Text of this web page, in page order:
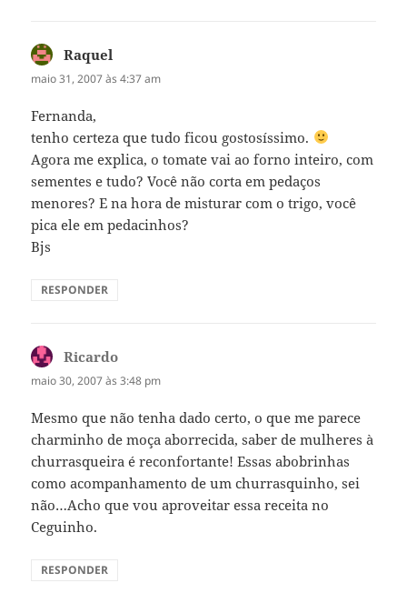
Raquel
maio 31, 2007 às 4:37 am
Fernanda,
tenho certeza que tudo ficou gostosíssimo.
Agora me explica, o tomate vai ao forno inteiro, com
sementes e tudo? Você não corta em pedaços
menores? E na hora de misturar com o trigo, você
pica ele em pedacinhos?
Bjs
RESPONDER
Ricardo
maio 30, 2007 às 3:48 pm
Mesmo que não tenha dado certo, o que me parece
charminho de moça aborrecida, saber de mulheres à
churrasqueira é reconfortante! Essas abobrinhas
como acompanhamento de um churrasquinho, sei
não…Acho que vou aproveitar essa receita no
Ceguinho.
RESPONDER